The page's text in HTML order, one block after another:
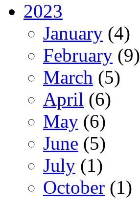
2023
January (4)
February (9)
March (5)
April (6)
May (6)
June (5)
July (1)
October (1)